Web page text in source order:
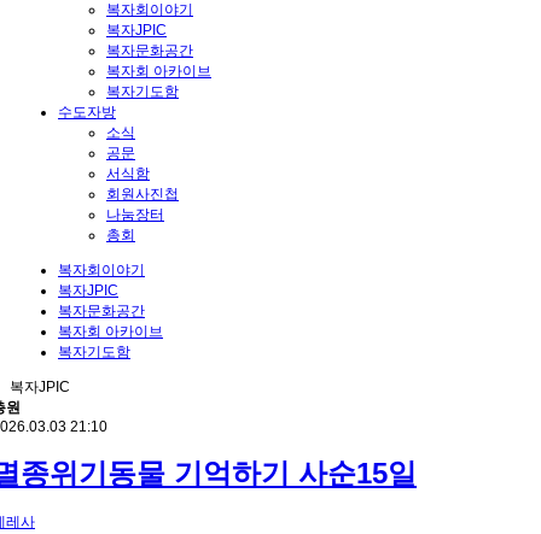
복자회이야기
복자JPIC
복자문화공간
복자회 아카이브
복자기도함
수도자방
소식
공문
서식함
회원사진첩
나눔장터
총회
복자회이야기
복자JPIC
복자문화공간
복자회 아카이브
복자기도함
복자JPIC
원
21:10
종위기동물 기억하기 사순15일
레사